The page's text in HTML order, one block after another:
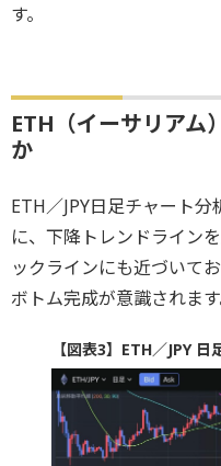
す。
ETH（イーサリアム
か
ETH／JPY日足チャート
に、下降トレンドライン
ックラインにも近づいて
ボトム完成が意識されます
【図表3】ETH／JPY 日